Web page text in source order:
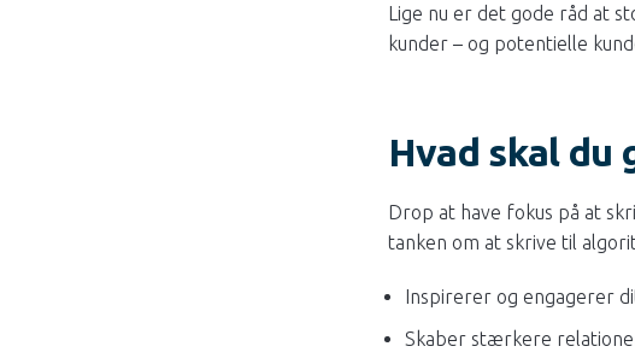
Lige nu er det gode råd at
kunder – og potentielle
Hvad skal du
Drop at have fokus på at
tanken om at skrive til
Inspirerer og engagerer
Skaber stærkere